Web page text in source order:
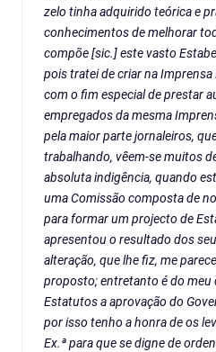
zelo tinha adquirido teórica e
conhecimentos de melhorar
compõe [sic.] este vasto
pois tratei de criar na
com o fim especial de prestar
empregados da mesma
pela maior parte jornaleiros,
trabalhando, vêem-se muitos
absoluta indigência, quando
uma Comissão composta de
para formar um projecto de
apresentou o resultado dos
alteração, que lhe fiz, me
proposto; entretanto é do meu
Estatutos a aprovação do
por isso tenho a honra de os
Ex.ª para que se digne de